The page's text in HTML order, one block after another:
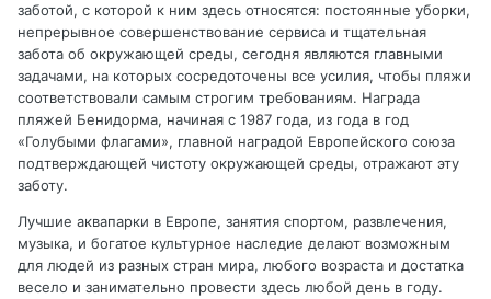
заботой, с которой к ним здесь относятся: постоянные уборки,
непрерывное совершенствование сервиса и тщательная
забота об окружающей среды, сегодня являются главными
задачами, на которых сосредоточены все усилия, чтобы пляжи
соответствовали самым строгим требованиям. Награда
пляжей Бенидорма, начиная с 1987 года, из года в год
«Голубыми флагами», главной наградой Европейского союза
подтверждающей чистоту окружающей среды, отражают эту
заботу.
Лучшие аквапарки в Европе, занятия спортом, развлечения,
музыка, и богатое культурное наследие делают возможным
для людей из разных стран мира, любого возраста и достатка
весело и занимательно провести здесь любой день в году.